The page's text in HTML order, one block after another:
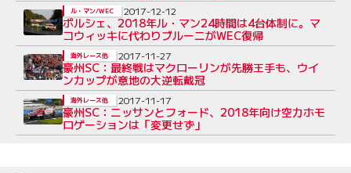
ポルシェ、2018年ル・マン24時間は4台体制に。マ
コウィッキに代わりブルーニがWEC復帰
ル・マン/WEC 2017-12-12
豪州SC：最終戦はマクローリンが先勝王手も、ウイ
ンカップが意地の大逆転戴冠
海外レース他 2017-11-27
豪州SC：ニッサンとフォード、2018年向け空力ホモ
ロゲーションは「変更せず」
海外レース他 2017-11-17